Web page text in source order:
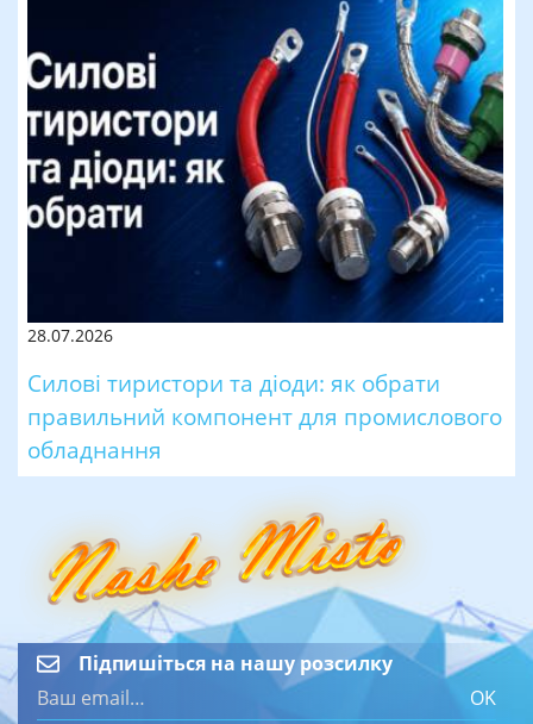
28.07.2026
Силові тиристори та діоди: як обрати
правильний компонент для промислового
обладнання
Підпишіться на нашу розсилку
OK